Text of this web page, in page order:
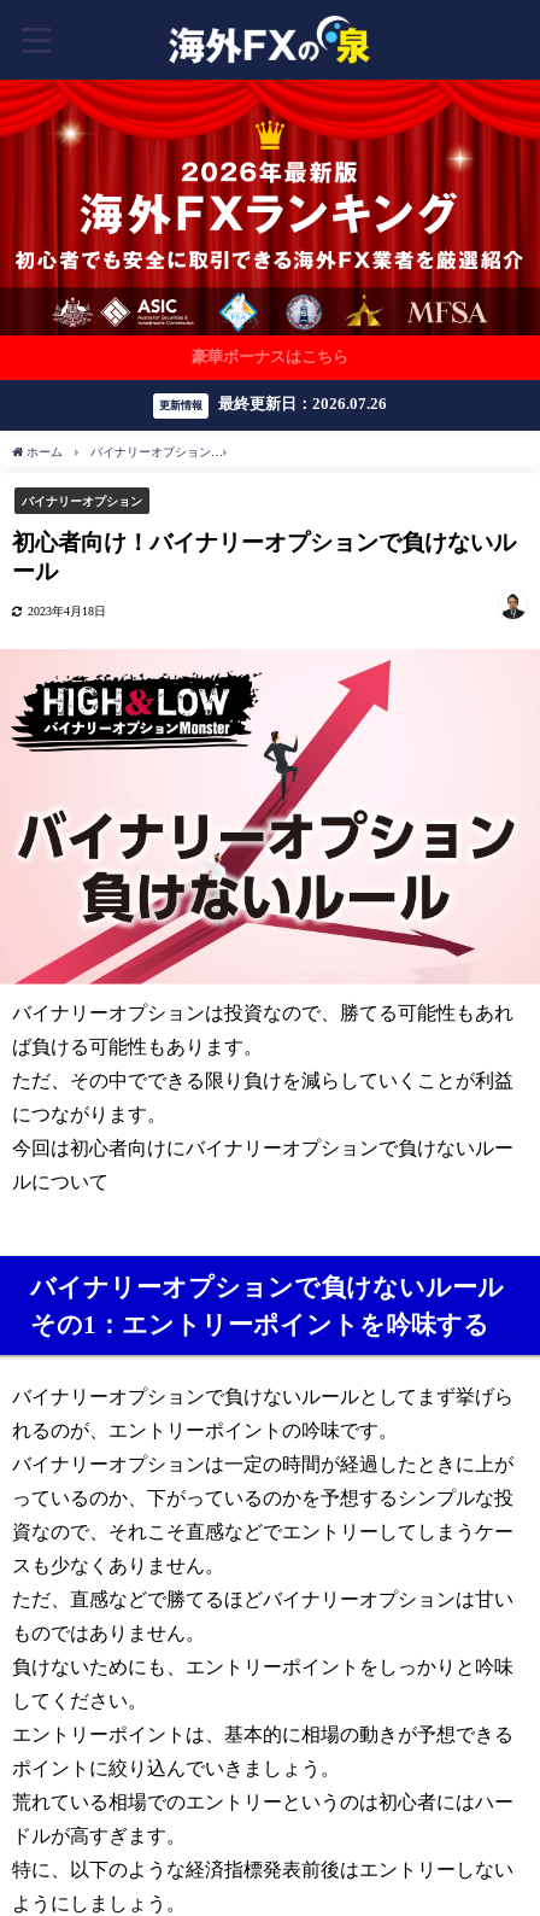
豪華ボーナスはこちら
更新情報 最終更新日：2026.07.26
ホーム バイナリーオプション
バイナリーオプション
初心者向け！バイナリーオプションで負けないル
ール
2023年4月18日
バイナリーオプションは投資なので、勝てる可能性もあれ
ば負ける可能性もあります。
ただ、その中でできる限り負けを減らしていくことが利益
につながります。
今回は初心者向けにバイナリーオプションで負けないルー
ルについて
バイナリーオプションで負けないルール
その1：エントリーポイントを吟味する
バイナリーオプションで負けないルールとしてまず挙げら
れるのが、エントリーポイントの吟味です。
バイナリーオプションは一定の時間が経過したときに上が
っているのか、下がっているのかを予想するシンプルな投
資なので、それこそ直感などでエントリーしてしまうケー
スも少なくありません。
ただ、直感などで勝てるほどバイナリーオプションは甘い
ものではありません。
負けないためにも、エントリーポイントをしっかりと吟味
してください。
エントリーポイントは、基本的に相場の動きが予想できる
ポイントに絞り込んでいきましょう。
荒れている相場でのエントリーというのは初心者にはハー
ドルが高すぎます。
特に、以下のような経済指標発表前後はエントリーしない
ようにしましょう。